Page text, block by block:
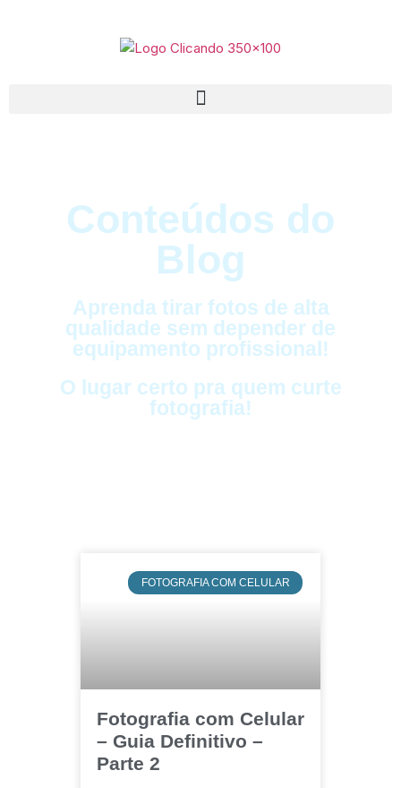
Conteúdos do
Blog
Aprenda tirar fotos de alta
qualidade sem depender de
equipamento profissional!
O lugar certo pra quem curte
fotografia!
FOTOGRAFIA COM CELULAR
Fotografia com Celular
– Guia Definitivo –
Parte 2